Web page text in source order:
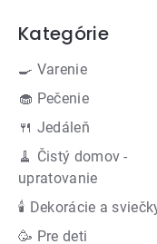
Kategórie
🍳 Varenie
🧁 Pečenie
🍴 Jedáleň
🧹 Čistý domov -
upratovanie
🕯 Dekorácie a
🥳 Pre deti